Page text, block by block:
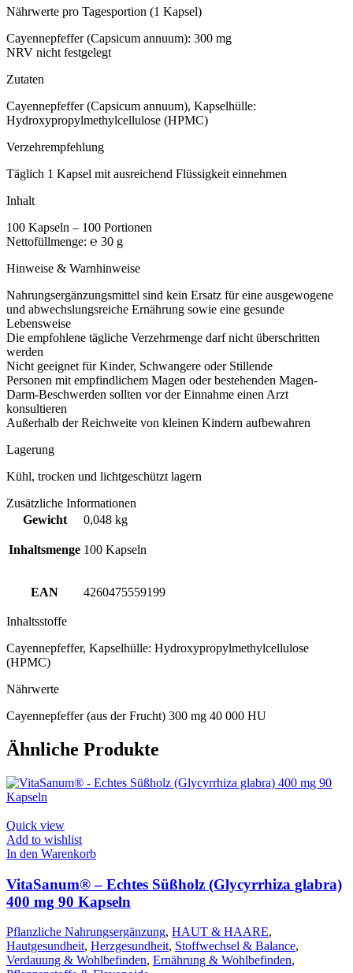
Nährwerte pro Tagesportion (1 Kapsel)
Cayennepfeffer (Capsicum annuum): 300 mg
NRV nicht festgelegt
Zutaten
Cayennepfeffer (Capsicum annuum), Kapselhülle:
Hydroxypropylmethylcellulose (HPMC)
Verzehrempfehlung
Täglich 1 Kapsel mit ausreichend Flüssigkeit einnehmen
Inhalt
100 Kapseln – 100 Portionen
Nettofüllmenge: ℮ 30 g
Hinweise & Warnhinweise
Nahrungsergänzungsmittel sind kein Ersatz für eine ausgewogene
und abwechslungsreiche Ernährung sowie eine gesunde
Lebensweise
Die empfohlene tägliche Verzehrmenge darf nicht überschritten
werden
Nicht geeignet für Kinder, Schwangere oder Stillende
Personen mit empfindlichem Magen oder bestehenden Magen-
Darm-Beschwerden sollten vor der Einnahme einen Arzt
konsultieren
Außerhalb der Reichweite von kleinen Kindern aufbewahren
Lagerung
Kühl, trocken und lichtgeschützt lagern
Zusätzliche Informationen
Gewicht
0,048 kg
Inhaltsmenge 100 Kapseln
EAN 4260475559199
Inhaltsstoffe
Cayennepfeffer, Kapselhülle: Hydroxypropylmethylcellulose
(HPMC)
Nährwerte
Cayennepfeffer (aus der Frucht) 300 mg 40 000 HU
Ähnliche Produkte
Quick view
Add to wishlist
In den Warenkorb
VitaSanum® – Echtes Süßholz (Glycyrrhiza glabra)
400 mg 90 Kapseln
Pflanzliche Nahrungsergänzung, HAUT & HAARE,
Hautgesundheit, Herzgesundheit, Stoffwechsel & Balance,
Verdauung & Wohlbefinden, Ernährung & Wohlbefinden,